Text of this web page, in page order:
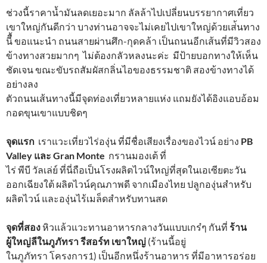
ช่วงนี้ราคาน้ำมันลดเยอะมาก ลัลล้าไปเปลี่ยนบรรยากาศเที่ยว
เขาใหญ่กันดีกว่า บางท่านอาจจะไม่เคยไปเขาใหญ่ด้วยเส่้นทาง
นีื้ ขอแนะนำ ถนนสายผ่านศึก-กุดคล้า เป็นถนนอีกเส้นที่มีวิวสอง
ข้างทางสวยมากๆ ไม่ต้องกลัวหลงนะค่ะ มีป้ายบอกทางให้เห็น
ชัดเจน ขณะขับรถสัมผัสกลิ่นไอของธรรมชาติ สองข้างทางได้
อย่างลง
ตัวถนนเส้นทางนี้มีจุดท่องเที่ยวหลายแห่ง แถมยังได้อิงแอบอ้อม
กอดขุนเขาแบบชิดๆ
จุดแรก เราแวะเที่ยวไร่องุ่น ที่มีชื่อเสียงเรื่องของไวน์ อย่าง PB
Valley และ Gran Monte กรานมองเต้ ที่
ไร่ พีบี วัลเล่ย์ ที่นี่ถือเป็นโรงผลิตไวน์ใหญ่ที่สุดในเอเซียตะวัน
ออกเฉียงใต้ ผลิตไวน์คุณภาพดี จากเมืองไทย ปลูกองุ่นสำหรับ
ผลิตไวน์ และองุ่นไร้เมล็ดสำหรับทานสด
จุดที่สองหิวแล้วแวะทานอาหารกลางวันแบบเกร๋ๆ กันที่ ร้าน
ผู้ใหญ่ลีในภูภัทรา รีสอร์ท เขาใหญ่ (ร้านนี้อยู่
ในภูภัทรา โครงการ1) เป็นอีกหนึ่งร้านอาหาร ที่มีอาหารอร่อย